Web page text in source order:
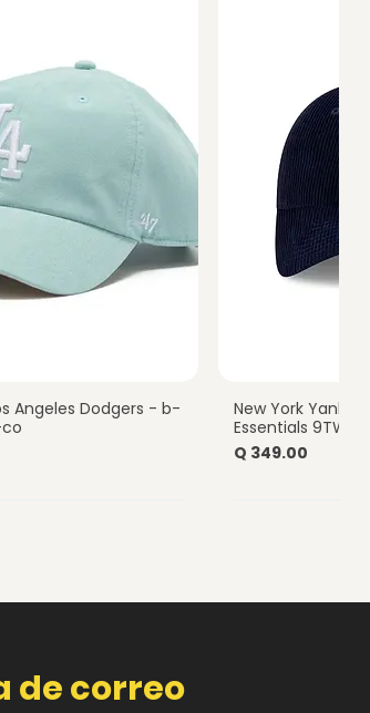
Vista rápida
Angeles Dodgers - b-
Vista
New York
Essentials
Precio
Q 349.00
de correo